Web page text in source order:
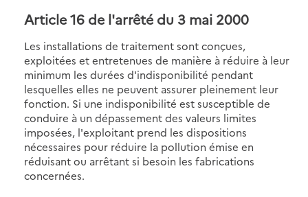
Article 16 de l'arrêté du 3 mai 2000
Les installations de traitement sont conçues,
exploitées et entretenues de manière à réduire à leur
minimum les durées d'indisponibilité pendant
lesquelles elles ne peuvent assurer pleinement leur
fonction. Si une indisponibilité est susceptible de
conduire à un dépassement des valeurs limites
imposées, l'exploitant prend les dispositions
nécessaires pour réduire la pollution émise en
réduisant ou arrêtant si besoin les fabrications
concernées.